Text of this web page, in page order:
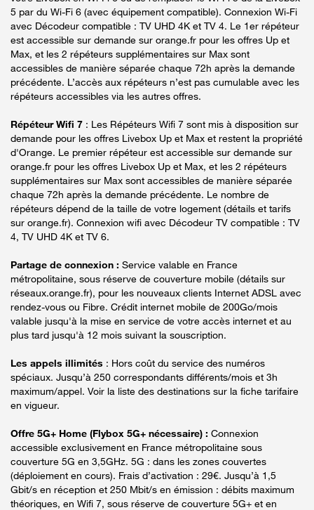
5 par du Wi-Fi 6 (avec équipement compatible). Connexion Wi-Fi
avec Décodeur compatible : TV UHD 4K et TV 4. Le 1er répéteur
est accessible sur demande sur orange.fr pour les offres Up et
Max, et les 2 répéteurs supplémentaires sur Max sont
accessibles de manière séparée chaque 72h après la demande
précédente. L’accès aux répéteurs n’est pas cumulable avec les
répéteurs accessibles via les autres offres.
Répéteur Wifi 7 : Les Répéteurs Wifi 7 sont mis à disposition sur
demande pour les offres Livebox Up et Max et restent la propriété
d'Orange. Le premier répéteur est accessible sur demande sur
orange.fr pour les offres Livebox Up et Max, et les 2 répéteurs
supplémentaires sur Max sont accessibles de manière séparée
chaque 72h après la demande précédente. Le nombre de
répéteurs dépend de la taille de votre logement (détails et tarifs
sur orange.fr). Connexion wifi avec Décodeur TV compatible : TV
4, TV UHD 4K et TV 6.
Partage de connexion : Service valable en France
métropolitaine, sous réserve de couverture mobile (détails sur
réseaux.orange.fr), pour les nouveaux clients Internet ADSL avec
rendez-vous ou Fibre. Crédit internet mobile de 200Go/mois
valable jusqu'à la mise en service de votre accès internet et au
plus tard jusqu'à 12 mois suivant la souscription.
Les appels illimités : Hors coût du service des numéros
spéciaux. Jusqu’à 250 correspondants différents/mois et 3h
maximum/appel. Voir la liste des destinations sur la fiche tarifaire
en vigueur.
Offre 5G+ Home (Flybox 5G+ nécessaire) : Connexion
accessible exclusivement en France métropolitaine sous
couverture 5G en 3,5GHz. 5G : dans les zones couvertes
(déploiement en cours). Frais d’activation : 29€. Jusqu’à 1,5
Gbit/s en réception et 250 Mbit/s en émission : débits maximum
théoriques, en Wifi 7, sous réserve de couverture 5G+ et en